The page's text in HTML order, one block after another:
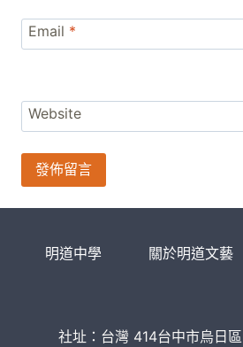
Email *
Website
明道中學 關於明道文藝
社址：台灣 414台中市烏日